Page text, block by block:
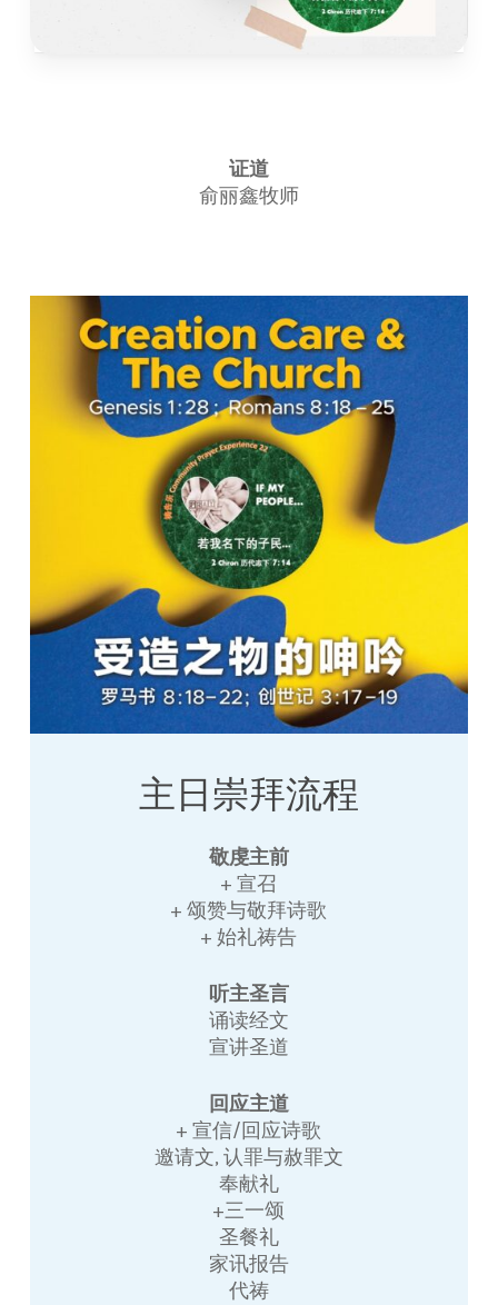
证道
俞丽鑫牧师
主日崇拜流程
敬虔主前
+ 宣召
+ 颂赞与敬拜诗歌
+ 始礼祷告
听主圣言
诵读经文
宣讲圣道
回应主道
+ 宣信/回应诗歌
邀请文, 认罪与赦罪文
奉献礼
+三一颂
圣餐礼
家讯报告
代祷